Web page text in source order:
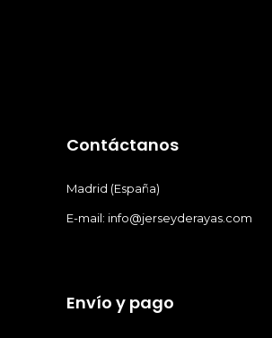
Contáctanos
Madrid (España)
E-mail: info@jerseyderayas.com
Envío y pago